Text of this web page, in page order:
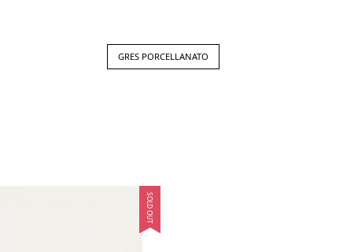
interni ed esterni, i pavimenti in gres porcellanato
all'usura, ai graffi, alle macchie e all'abrasione.
in ceramica Ragno si caratterizzano per la loro
per creare ambienti dal gusto classico o
texture e gli smalti pregiati dei rivestimenti
GRES PORCELLANATO
SOLD OUT